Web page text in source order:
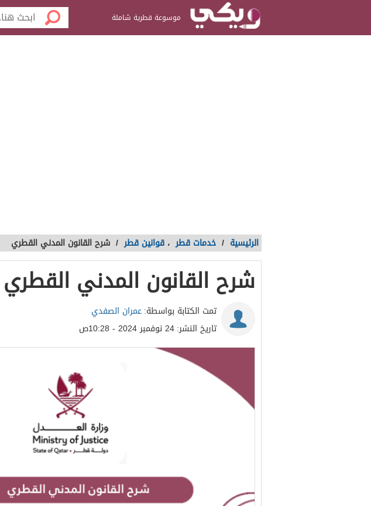
موسوعة قطرية شاملة
الرئيسية / خدمات قطر ، قوانين قطر / شرح القانون المدني القطري
شرح القانون المدني القطري
تمت الكتابة بواسطة:عمران الصفدي
تاريخ النشر:24 نوفمبر 2024 - 10:28ص